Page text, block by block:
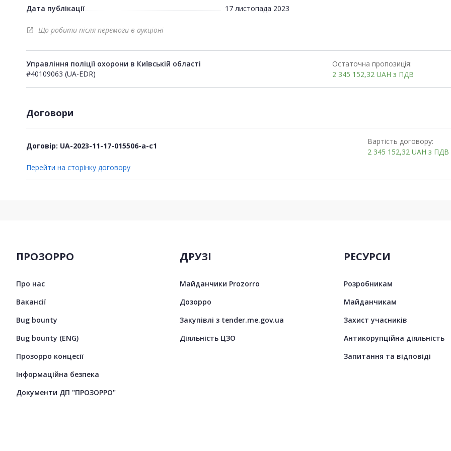
Дата публікації 17 листопада 2023
open_in_new Що робити після перемоги в аукціоні
Управління поліції охорони в Київській області
#40109063 (UA-EDR)
Остаточна пропозиція:
2 345 152,32 UAH з ПДВ
Договори
Договір: UA-2023-11-17-015506-a-c1
Вартість договору:
2 345 152,32 UAH з ПДВ
Перейти на сторінку договору
ПРОЗОРРО
Про нас
Вакансії
Bug bounty
Bug bounty (ENG)
Прозорро концесії
Інформаційна безпека
Документи ДП "ПРОЗОРРО"
ДРУЗІ
Майданчики Prozorro
Дозорро
Закупівлі з tender.me.gov.ua
Діяльність ЦЗО
РЕСУРСИ
Розробникам
Майданчикам
Захист учасників
Антикорупційна діяльність
Запитання та відповіді